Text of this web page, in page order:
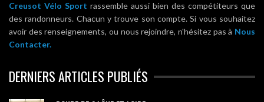
Creusot Vélo Sport rassemble aussi bien des compétiteurs que
des randonneurs. Chacun y trouve son compte. Si vous souhaitez
avoir des renseignements, ou nous rejoindre, n'hésitez pas à Nous
Contacter.
DERNIERS ARTICLES PUBLIÉS